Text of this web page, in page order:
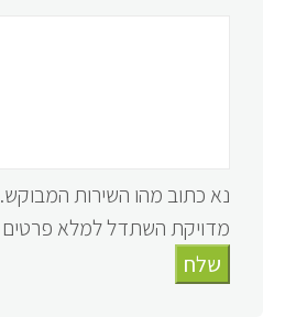
נא כתוב מהו השירות
מדויקת השתדל למלא פרטים
שלח